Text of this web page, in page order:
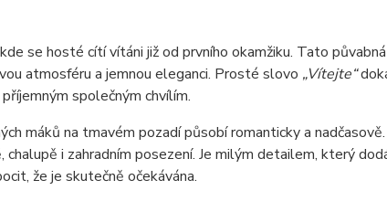
se hosté cítí vítáni již od prvního okamžiku. Tato
atmosféru a jemnou eleganci. Prosté slovo „Vítejte“
společným chvílím.
máků na tmavém pozadí působí romanticky a
chalupě i zahradním posezení. Je milým detailem, který
že je skutečně očekávána.